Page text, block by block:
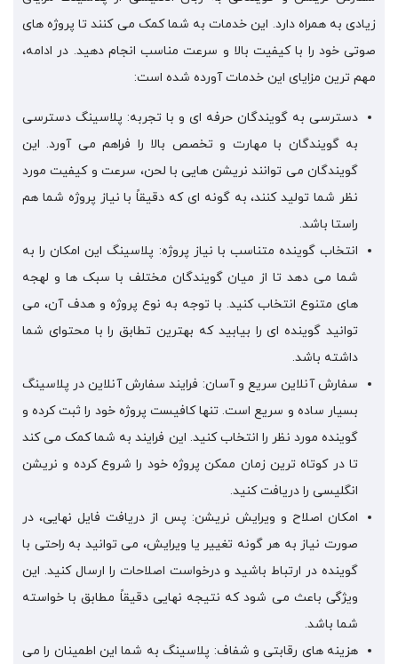
زیادی به همراه دارد. این خدمات به شما کمک می کنند تا پروژه های
صوتی خود را با کیفیت بالا و سرعت مناسب انجام دهید. در ادامه،
مهم ترین مزایای این خدمات آورده شده است:
دسترسی به گویندگان حرفه ای و با تجربه: پلاسینگ دسترسی
به گویندگان با مهارت و تخصص بالا را فراهم می آورد. این
گویندگان می توانند نریشن هایی با لحن، سرعت و کیفیت مورد
نظر شما تولید کنند، به گونه ای که دقیقاً با نیاز پروژه شما هم
راستا باشد.
انتخاب گوینده متناسب با نیاز پروژه: پلاسینگ این امکان را به
شما می دهد تا از میان گویندگان مختلف با سبک ها و لهجه
های متنوع انتخاب کنید. با توجه به نوع پروژه و هدف آن، می
توانید گوینده ای را بیابید که بهترین تطابق را با محتوای شما
داشته باشد.
سفارش آنلاین سریع و آسان: فرایند سفارش آنلاین در پلاسینگ
بسیار ساده و سریع است. تنها کافیست پروژه خود را ثبت کرده و
گوینده مورد نظر را انتخاب کنید. این فرایند به شما کمک می کند
تا در کوتاه ترین زمان ممکن پروژه خود را شروع کرده و نریشن
انگلیسی را دریافت کنید.
امکان اصلاح و ویرایش نریشن: پس از دریافت فایل نهایی، در
صورت نیاز به هر گونه تغییر یا ویرایش، می توانید به راحتی با
گوینده در ارتباط باشید و درخواست اصلاحات را ارسال کنید. این
ویژگی باعث می شود که نتیجه نهایی دقیقاً مطابق با خواسته
شما باشد.
هزینه های رقابتی و شفاف: پلاسینگ به شما این اطمینان را می